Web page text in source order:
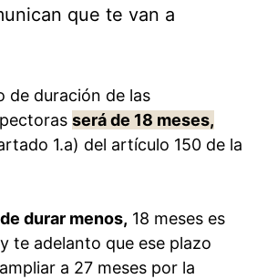
que te van a
de duración de las
será de 18 meses,
1.a) del artículo 150 de la
durar menos, 18 meses es
te adelanto que ese plazo
a 27 meses por la